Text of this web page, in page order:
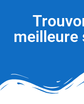
meilleure